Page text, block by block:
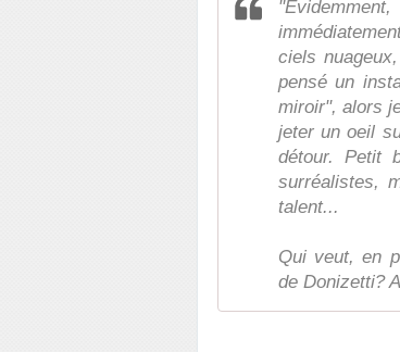
ciels
pensé un
miroir", alors
jeter un oeil
détour. Petit
surréalistes,
talent...
Qui veut, en
de Donizetti?